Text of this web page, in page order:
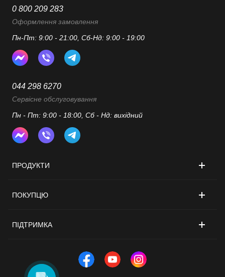
ПРОДУКТИ
ПОКУПЦЮ
ПІДТРИМКА
0 800 209 283
Оформлення замовлення
Пн-Пт: 9:00 - 21:00, Сб-Нд: 9:00 - 19:00
044 298 6270
Сервісне обслуговування
Пн - Пт: 9:00 - 18:00, Сб - Нд: вихідний